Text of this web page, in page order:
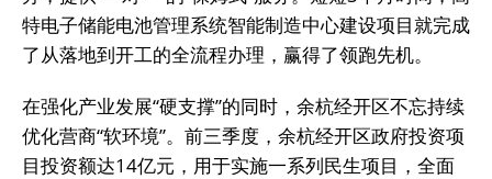
特电子储能电池管理系统智能制造中心建设项目就完成
了从落地到开工的全流程办理，赢得了领跑先机。
在强化产业发展“硬支撑”的同时，余杭经开区不忘持续
优化营商“软环境”。前三季度，余杭经开区政府投资项
目投资额达14亿元，用于实施一系列民生项目，全面